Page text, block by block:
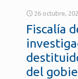
26 octubre,
Fiscalía
del